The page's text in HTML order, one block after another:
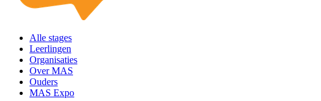
Alle stages
Leerlingen
Organisaties
Over MAS
Ouders
MAS Expo